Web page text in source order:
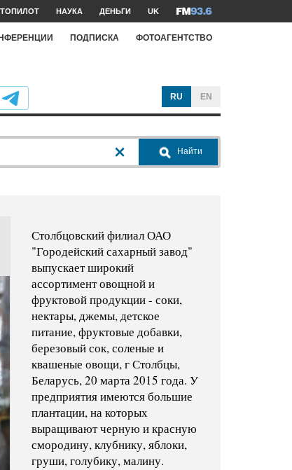
НАУКА ДЕНЬГИ UK
ПОДПИСКА ФОТОАГЕНТСТВО
RU EN
Найти
Столбцовский филиал ОАО
"Городейский сахарный завод"
выпускает широкий
ассортимент овощной и
фруктовой продукции - соки,
нектары, джемы, детское
питание, фруктовые добавки,
березовый сок, соленые и
квашеные овощи, г Столбцы,
Беларусь, 20 марта 2015 года. У
предприятия имеются большие
плантации, на которых
выращивают черную и красную
смородину, клубнику, яблоки,
груши, голубику, малину.